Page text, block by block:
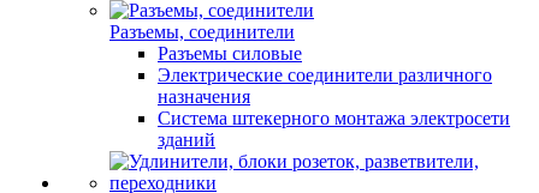
Разъемы, соединители
Разъемы силовые
Электрические соединители различного
назначения
Система штекерного монтажа электросети
зданий